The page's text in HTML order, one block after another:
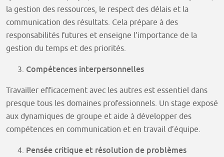
la gestion des ressources, le respect des délais et la
communication des résultats. Cela prépare à des
responsabilités futures et enseigne l’importance de la
gestion du temps et des priorités.
Compétences interpersonnelles
Travailler efficacement avec les autres est essentiel dans
presque tous les domaines professionnels. Un stage exposé
aux dynamiques de groupe et aide à développer des
compétences en communication et en travail d’équipe.
Pensée critique et résolution de problèmes